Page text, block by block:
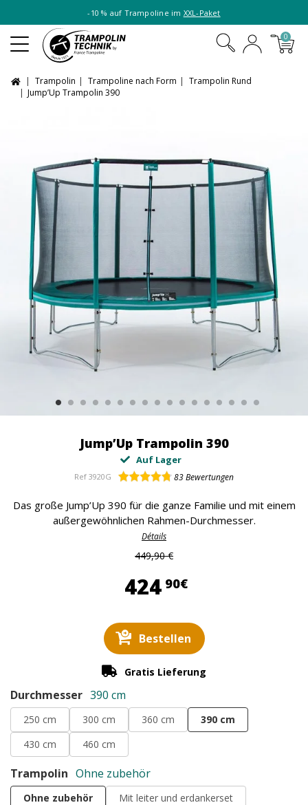
-10 % auf Trampoline im XXL-Paket
0
Trampolin Trampoline nach Form
Trampolin Rund
Jump’Up Trampolin 390
Jump’Up Trampolin 390
Auf Lager
Ref 3920G 83Bewertungen
Das große Jump’Up 390 für die ganze Familie und mit einem
außergewöhnlichen Rahmen-Durchmesser.
Détails
449,90 €
424 90€424,90 €
Bestellen
Gratis Lieferung
Durchmesser 390 cm
250 cm 300 cm 360 cm
390 cm
430 cm
460 cm
Trampolin Ohne zubehör
Ohne zubehör
Mit leiter und erdankerset